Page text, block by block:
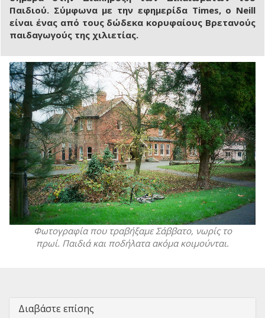
Παιδιού. Σύμφωνα με την εφημερίδα Times, ο Neill
είναι ένας από τους δώδεκα κορυφαίους Βρετανούς
παιδαγωγούς της χιλιετίας.
Φωτογραφία που τραβήξαμε Σάββατο, νωρίς το
πρωί. Παιδιά και ποδήλατα ακόμα κοιμούνται.
Διαβάστε επίσης